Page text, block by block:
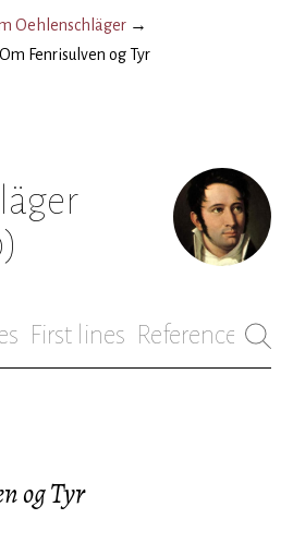
Oehlenschläger →
Om Fenrisulven og Tyr
First lines References
og Tyr